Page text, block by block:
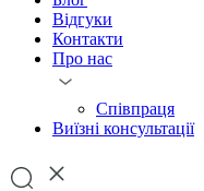
Відгуки
Контакти
Про нас
Співпраця
Виїзні консультації